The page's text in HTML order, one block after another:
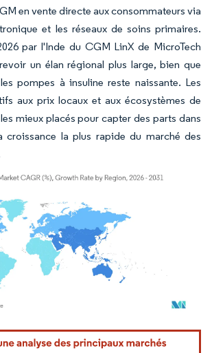
en vente directe aux consommateurs via
et les réseaux de soins primaires.
par l'Inde du CGM LinX de MicroTech
un élan régional plus large, bien que
pompes à insuline reste naissante. Les
aux prix locaux et aux écosystèmes de
mieux placés pour capter des parts dans
croissance la plus rapide du marché des
La réutilisation nécessite une attribution sous CC BY